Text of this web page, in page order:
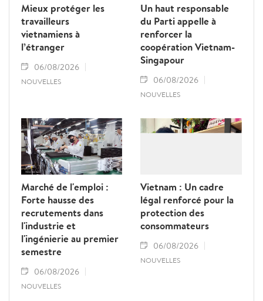
Mieux protéger les
travailleurs
vietnamiens à
l’étranger
06/08/2026
NOUVELLES
Un haut responsable
du Parti appelle à
renforcer la
coopération Vietnam-
Singapour
06/08/2026
NOUVELLES
Marché de l'emploi :
Forte hausse des
recrutements dans
l'industrie et
l'ingénierie au premier
semestre
06/08/2026
NOUVELLES
Vietnam : Un cadre
légal renforcé pour la
protection des
consommateurs
06/08/2026
NOUVELLES